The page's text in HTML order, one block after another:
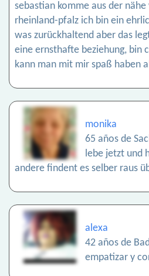
sebastian komme aus der
rheinland-pfalz ich bin ein
was zurückhaltend aber das
eine ernsthafte beziehung, bin
kann man mit mir spaß haben
monika
65 años de
lebe jetzt und
andere findent es selber raus
alexa
42 años de
empatizar y